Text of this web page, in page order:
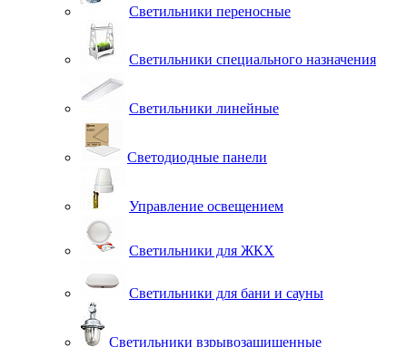
Светильники переносные
Светильники специального назначения
Светильники линейные
Светодиодные панели
Управление освещением
Светильники для ЖКХ
Светильники для бани и сауны
Светильники взрывозащищенные